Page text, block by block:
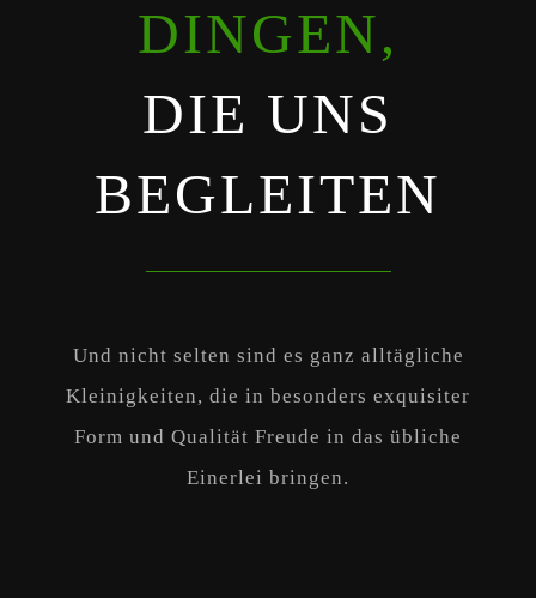
DINGEN,
DIE UNS
BEGLEITEN
Und nicht selten sind es ganz alltägliche
Kleinigkeiten, die in besonders exquisiter
Form und Qualität Freude in das übliche
Einerlei bringen.